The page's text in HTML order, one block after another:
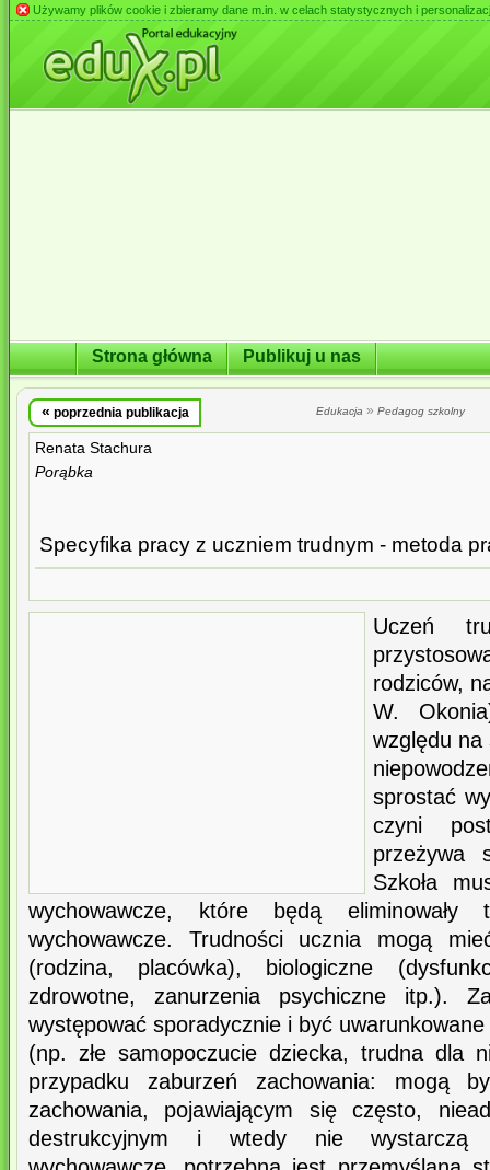
Używamy plików cookie i zbieramy dane m.in. w celach statystycznych i
Strona główna Publikuj u nas
« poprzednia publikacja Edukacja » Pedagog szkolny
Renata Stachura
Porąbka
Specyfika pracy z uczniem trudnym - metoda
Uczeń
rodziców,
W.
względu na
sprostać
czyni
przeżywa
Szkoła
wychowawcze, które będą eliminowały
wychowawcze. Trudności ucznia mogą
(rodzina, placówka), biologiczne
zdrowotne, zanurzenia psychiczne itp.).
występować sporadycznie i być
(np. złe samopoczucie dziecka, trudna dla
przypadku zaburzeń zachowania: mogą
zachowania, pojawiającym się często,
destrukcyjnym i wtedy nie wystarczą